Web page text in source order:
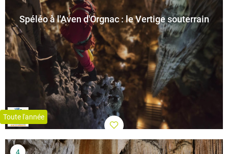
Spéléo à l'Aven d'Orgnac : le Vertige souterrain
Toute l'année